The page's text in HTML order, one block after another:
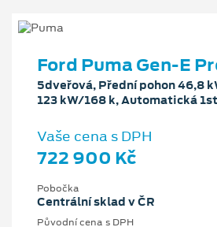
Ford Puma Gen-E
5dveřová, Přední pohon 46,8
123 kW/168 k, Automatická
Vaše cena s DPH
722 900 Kč
Pobočka
Centrální sklad v ČR
Původní cena s DPH